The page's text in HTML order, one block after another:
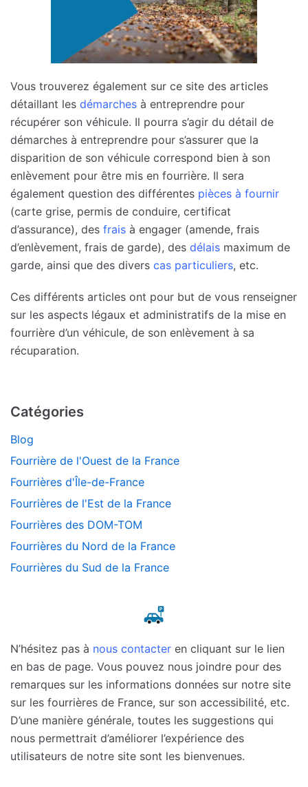
Vous trouverez également sur ce site des articles
détaillant les démarches à entreprendre pour
récupérer son véhicule. Il pourra s’agir du détail de
démarches à entreprendre pour s’assurer que la
disparition de son véhicule correspond bien à son
enlèvement pour être mis en fourrière. Il sera
également question des différentes pièces à fournir
(carte grise, permis de conduire, certificat
d’assurance), des frais à engager (amende, frais
d’enlèvement, frais de garde), des délais maximum de
garde, ainsi que des divers cas particuliers, etc.
Ces différents articles ont pour but de vous renseigner
sur les aspects légaux et administratifs de la mise en
fourrière d’un véhicule, de son enlèvement à sa
récuparation.
Catégories
Blog
Fourrière de l'Ouest de la France
Fourrières d'Île-de-France
Fourrières de l'Est de la France
Fourrières des DOM-TOM
Fourrières du Nord de la France
Fourrières du Sud de la France
N’hésitez pas à nous contacter en cliquant sur le lien
en bas de page. Vous pouvez nous joindre pour des
remarques sur les informations données sur notre site
sur les fourrières de France, sur son accessibilité, etc.
D’une manière générale, toutes les suggestions qui
nous permettrait d’améliorer l’expérience des
utilisateurs de notre site sont les bienvenues.